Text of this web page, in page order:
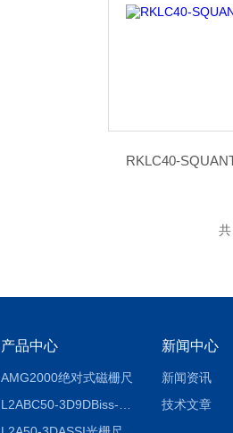
RKLC40-
产品中心
AMG2000绝对式磁栅尺
新闻中心
新闻资讯
技术文章